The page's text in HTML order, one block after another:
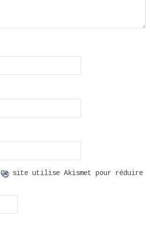
Ce site utilise Akismet pour réduire